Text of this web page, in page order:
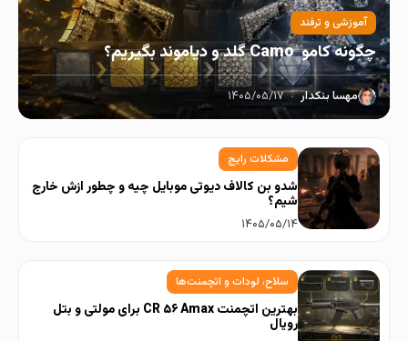
آموزشی و ترفند
چگونه کامو Camo گلد و دیاموند بگیریم؟
مهسا بنکدار ۱۴۰۵/۰۵/۱۷
مشکلات رایج
شدو بن کالاف دیوتی موبایل چیه و چطور ازش خارج
شیم؟
۱۴۰۵/۰۵/۱۴
سلاح، لودات و اتچمنت‌ها
بهترین اتچمنت CR ۵۶ Amax برای مولتی و بتل
رویال